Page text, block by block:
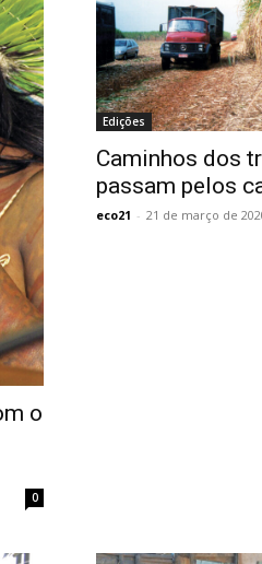
o
0
Edições
Caminhos dos
passam pelos
eco21 - 21 de março de